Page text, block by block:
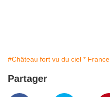
#Château fort vu du ciel * France
Partager